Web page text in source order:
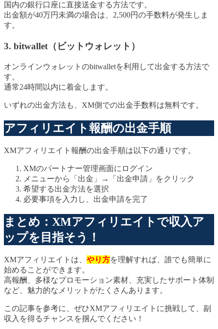
国内の銀行口座に直接送金する方法です。
出金額が40万円未満の場合は、2,500円の手数料が発生しま
す。
3. bitwallet（ビットウォレット）
オンラインウォレットのbitwalletを利用して出金する方法で
す。
通常24時間以内に着金します。
いずれの出金方法も、XM側での出金手数料は無料です。
アフィリエイト報酬の出金手順
XMアフィリエイト報酬の出金手順は以下の通りです。
XMのパートナー管理画面にログイン
メニューから「出金」→「出金申請」をクリック
希望する出金方法を選択
必要事項を入力し、出金申請を完了
まとめ：XMアフィリエイトで収入ア
ップを目指そう！
XMアフィリエイトは、 やり方を理解すれば、誰でも簡単に
始めることができます。
高報酬、多様なプロモーション素材、充実したサポート体制
など、魅力的なメリットがたくさんあります。
この記事を参考に、ぜひXMアフィリエイトに挑戦して、副
収入を得るチャンスを掴んでください！